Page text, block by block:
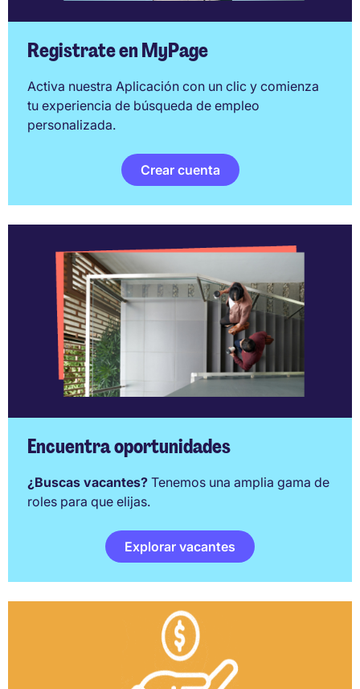
Registrate en MyPage
Activa nuestra Aplicación con un clic y comienza
tu experiencia de búsqueda de empleo
personalizada.
Crear cuenta
Encuentra oportunidades
¿Buscas vacantes? Tenemos una amplia gama de
roles para que elijas.
Explorar vacantes